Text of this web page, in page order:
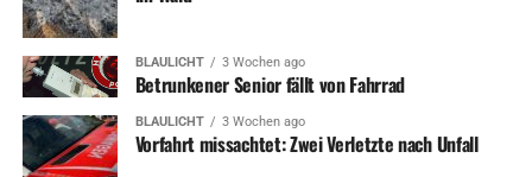
BLAULICHT 3 Wochen ago
Betrunkener Senior fällt von Fahrrad
BLAULICHT 3 Wochen ago
Vorfahrt missachtet: Zwei Verletzte nach Unfall